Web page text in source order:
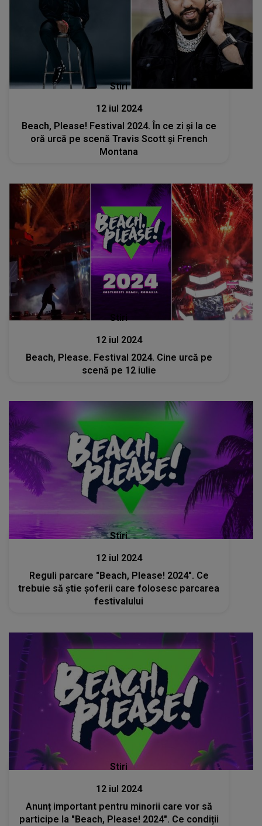
Stiri
12 iul 2024
Beach, Please! Festival 2024. În ce zi și la ce
oră urcă pe scenă Travis Scott și French
Montana
Stiri
12 iul 2024
Beach, Please. Festival 2024. Cine urcă pe
scenă pe 12 iulie
Stiri
12 iul 2024
Reguli parcare "Beach, Please! 2024". Ce
trebuie să știe șoferii care folosesc parcarea
festivalului
Stiri
12 iul 2024
Anunț important pentru minorii care vor să
participe la "Beach, Please! 2024". Ce condiții